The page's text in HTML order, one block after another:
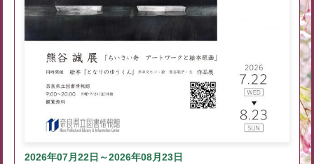
2026年07月22日～2026年08月23日